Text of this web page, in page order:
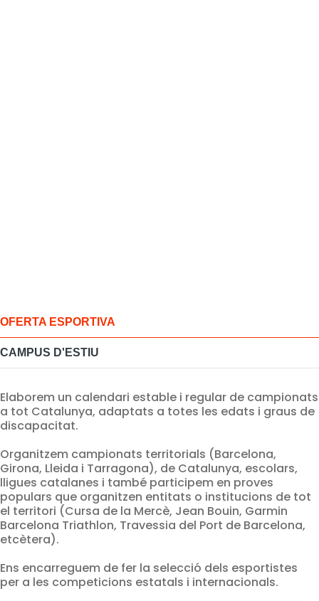
OFERTA ESPORTIVA
CAMPUS D'ESTIU
Elaborem un calendari estable i regular de campionats
a tot Catalunya, adaptats a totes les edats i graus de
discapacitat.
Organitzem campionats territorials (Barcelona,
Girona, Lleida i Tarragona), de Catalunya, escolars,
lligues catalanes i també participem en proves
populars que organitzen entitats o institucions de tot
el territori (Cursa de la Mercè, Jean Bouin, Garmin
Barcelona Triathlon, Travessia del Port de Barcelona,
etcètera).
Ens encarreguem de fer la selecció dels esportistes
per a les competicions estatals i internacionals.